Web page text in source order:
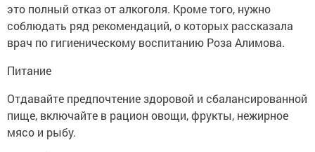
это полный отказ от алкоголя. Кроме того, нужно
соблюдать ряд рекомендаций, о которых рассказала
врач по гигиеническому воспитанию Роза Алимова.
Питание
Отдавайте предпочтение здоровой и сбалансированной
пище, включайте в рацион овощи, фрукты, нежирное
мясо и рыбу.